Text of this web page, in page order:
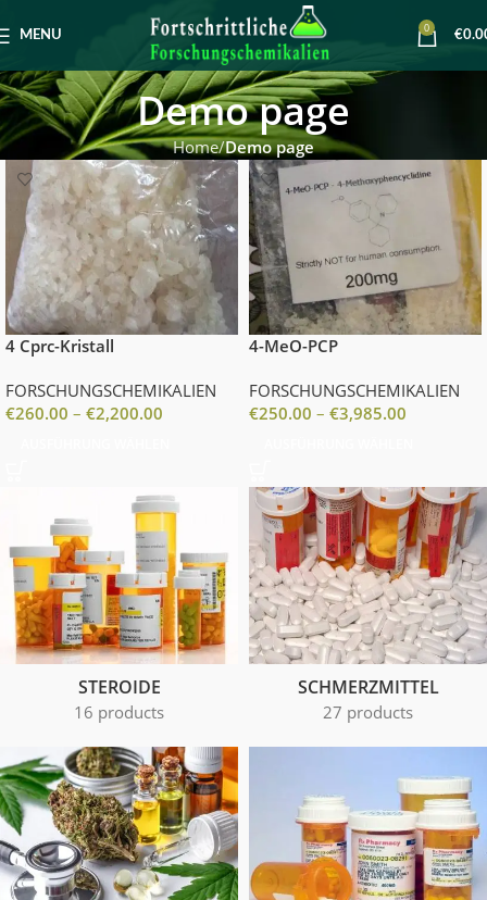
MENU
0
€
Demo page
Home Demo page
4 Cprc-Kristall
FORSCHUNGSCHEMIKALIEN
€260.00 – €2,200.00
4-MeO-PCP
FORSCHUNGSCHEMIKALIEN
€250.00 – €3,985.00
STEROIDE
16 products
SCHMERZMITTEL
27 products